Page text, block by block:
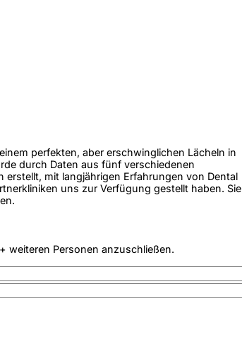
perfekten, aber erschwinglichen Lächeln in
durch Daten aus fünf verschiedenen
mit langjährigen Erfahrungen von Dental
uns zur Verfügung gestellt haben. Sie
weiteren Personen anzuschließen.